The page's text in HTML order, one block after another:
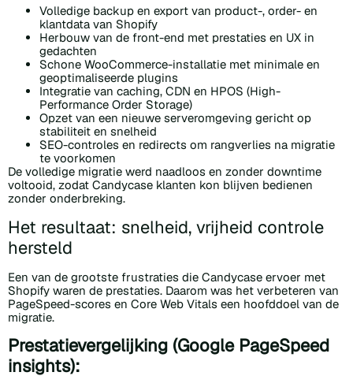
Volledige backup en export van product-, order- en
klantdata van Shopify
Herbouw van de front-end met prestaties en UX in
gedachten
Schone WooCommerce-installatie met minimale en
geoptimaliseerde plugins
Integratie van caching, CDN en HPOS (High-
Performance Order Storage)
Opzet van een nieuwe serveromgeving gericht op
stabiliteit en snelheid
SEO-controles en redirects om rangverlies na migratie
te voorkomen
De volledige migratie werd naadloos en zonder downtime
voltooid, zodat Candycase klanten kon blijven bedienen
zonder onderbreking.
Het resultaat: snelheid, vrijheid controle
hersteld
Een van de grootste frustraties die Candycase ervoer met
Shopify waren de prestaties. Daarom was het verbeteren van
PageSpeed-scores en Core Web Vitals een hoofddoel van de
migratie.
Prestatievergelijking (Google PageSpeed
insights):